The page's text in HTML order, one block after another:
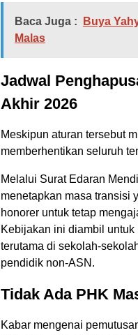
Baca Juga :
Buya
Malas
Jadwal
Akhir 2026
Meskipun aturan tersebut
memberhentikan seluruh
Melalui Surat Edaran
menetapkan masa transisi
honorer untuk tetap
Kebijakan ini diambil
terutama di sekolah-
pendidik non-ASN.
Tidak Ada PHK
Kabar mengenai